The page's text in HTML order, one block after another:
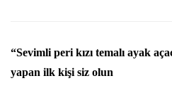
“Sevimli peri kızı temalı ayak
yapan ilk kişi siz olun